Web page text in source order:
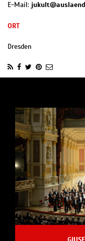
E-Mail:
ORT
Dresden